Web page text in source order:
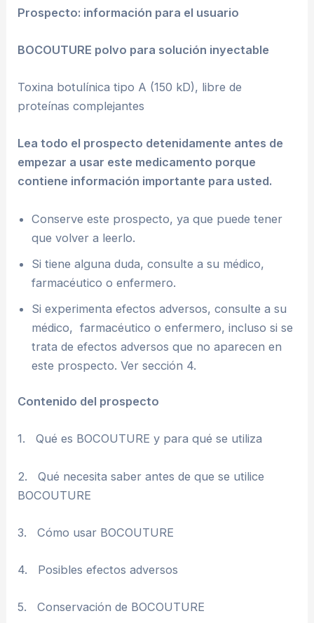
Prospecto: información para el usuario
BOCOUTURE polvo para solución inyectable
Toxina botulínica tipo A (150 kD), libre de
proteínas complejantes
Lea todo el prospecto detenidamente antes de
empezar a usar este medicamento porque
contiene información importante para usted.
Conserve este prospecto, ya que puede tener
que volver a leerlo.
Si tiene alguna duda, consulte a su médico,
farmacéutico o enfermero.
Si experimenta efectos adversos, consulte a su
médico, farmacéutico o enfermero, incluso si se
trata de efectos adversos que no aparecen en
este prospecto. Ver sección 4.
Contenido del prospecto
1. Qué es BOCOUTURE y para qué se utiliza
2. Qué necesita saber antes de que se utilice
BOCOUTURE
3. Cómo usar BOCOUTURE
4. Posibles efectos adversos
5. Conservación de BOCOUTURE